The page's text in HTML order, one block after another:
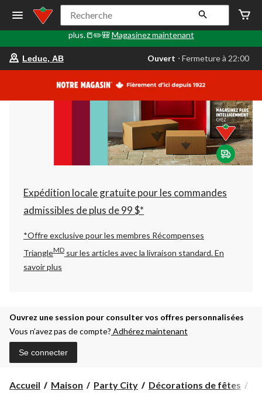
🎒✏️📒Le Retour en classe commence ici. Faites le plein de
fournitures scolaires, d'articles technologiques, de sacs à dos et
plus.📒✏️🎒 Magasinez maintenant
votre
est
AB,
Ouvert,
Fermeture
à
22:00
changer
Leduc, AB Ouvert ⋅ Fermeture à 22:00
Recherche
Expédition locale gratuite pour les commandes
admissibles de plus de 99 $*
*Offre exclusive pour les membres Récompenses
TriangleMD sur les articles avec la livraison standard.En
savoir plus
Ouvrez une session pour consulter vos offres personnalisées
Vous n’avez pas de compte? Adhérez maintenant
Se connecter
Accueil Maison Party City Décorations de fêtes